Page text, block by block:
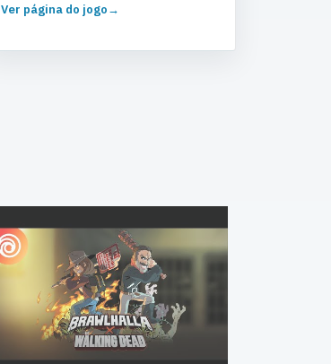
Ver página do jogo→